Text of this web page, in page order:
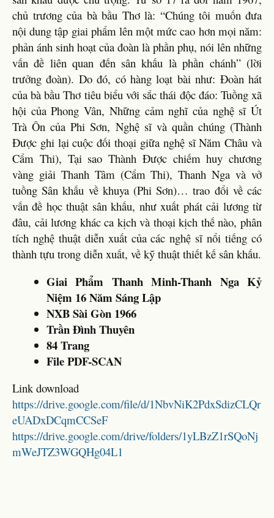
chủ trương của bà bầu Thơ là: “Chúng tôi muốn đưa
nội dung tập giai phẩm lên một mức cao hơn mọi năm:
phản ánh sinh hoạt của đoàn là phần phụ, nói lên những
vấn đề liên quan đến sân khấu là phần chánh” (lời
trưởng đoàn). Do đó, có hàng loạt bài như: Đoàn hát
của bà bầu Thơ tiêu biểu với sắc thái độc đáo: Tuồng xã
hội của Phong Vân, Những cảm nghĩ của nghệ sĩ Út
Trà Ôn của Phi Sơn, Nghệ sĩ và quần chúng (Thành
Được ghi lại cuộc đối thoại giữa nghệ sĩ Năm Châu và
Cẩm Thi), Tại sao Thành Được chiếm huy chương
vàng giải Thanh Tâm (Cẩm Thi), Thanh Nga và vở
tuồng Sân khấu về khuya (Phi Sơn)… trao đổi về các
vấn đề học thuật sân khấu, như xuất phát cải lương từ
đâu, cải lương khác ca kịch và thoại kịch thế nào, phân
tích nghệ thuật diễn xuất của các nghệ sĩ nổi tiếng có
thành tựu trong diễn xuất, về kỹ thuật thiết kế sân khấu.
Giai Phẩm Thanh Minh-Thanh Nga Kỷ
Niệm 16 Năm Sáng Lập
NXB Sài Gòn 1966
Trần Đình Thuyên
84 Trang
File PDF-SCAN
Link download
https://drive.google.com/file/d/1NbvNiK2PdxSdizCLQr
eUADxDCqmCCSeF
https://drive.google.com/drive/folders/1yLBzZ1rSQoNj
mWeJTZ3WGQHg04L1